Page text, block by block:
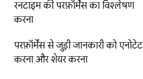
रनटाइम की परफ़ॉर्मेंस का विश्लेषण
करना
परफ़ॉर्मेंस से जुड़ी जानकारी को एनोटेट
करना और शेयर करना